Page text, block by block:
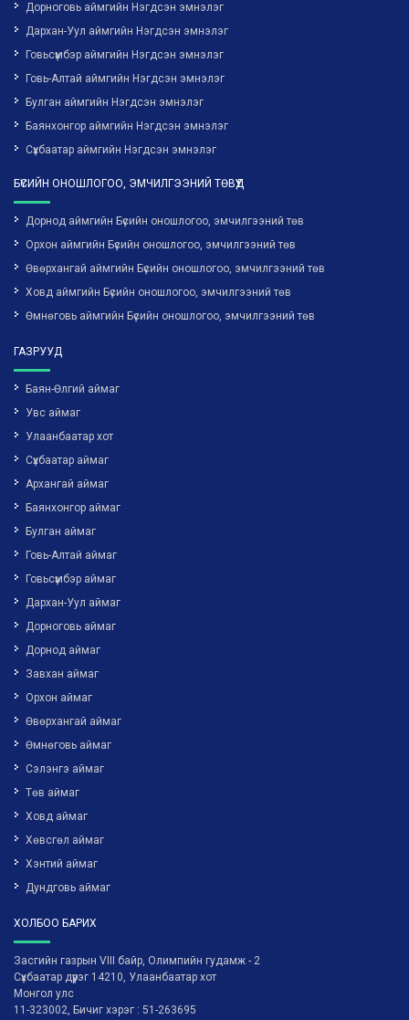
Дорноговь аймгийн Нэгдсэн эмнэлэг
Дархан-Уул аймгийн Нэгдсэн эмнэлэг
Говьсүмбэр аймгийн Нэгдсэн эмнэлэг
Говь-Алтай аймгийн Нэгдсэн эмнэлэг
Булган аймгийн Нэгдсэн эмнэлэг
Баянхонгор аймгийн Нэгдсэн эмнэлэг
Сүхбаатар аймгийн Нэгдсэн эмнэлэг
БҮСИЙН ОНОШЛОГОО, ЭМЧИЛГЭЭНИЙ ТӨВҮҮД
Дорнод аймгийн Бүсийн оношлогоо, эмчилгээний төв
Орхон аймгийн Бүсийн оношлогоо, эмчилгээний төв
Өвөрхангай аймгийн Бүсийн оношлогоо, эмчилгээний төв
Ховд аймгийн Бүсийн оношлогоо, эмчилгээний төв
Өмнөговь аймгийн Бүсийн оношлогоо, эмчилгээний төв
ГАЗРУУД
Баян-Өлгий аймаг
Увс аймаг
Улаанбаатар хот
Сүхбаатар аймаг
Архангай аймаг
Баянхонгор аймаг
Булган аймаг
Говь-Алтай аймаг
Говьсүмбэр аймаг
Дархан-Уул аймаг
Дорноговь аймаг
Дорнод аймаг
Завхан аймаг
Орхон аймаг
Өвөрхангай аймаг
Өмнөговь аймаг
Сэлэнгэ аймаг
Төв аймаг
Ховд аймаг
Хөвсгөл аймаг
Хэнтий аймаг
Дундговь аймаг
ХОЛБОО БАРИХ
Засгийн газрын VIII байр, Олимпийн гудамж - 2
Сүхбаатар дүүрэг 14210, Улаанбаатар хот
Монгол улс
11-323002, Бичиг хэрэг : 51-263695